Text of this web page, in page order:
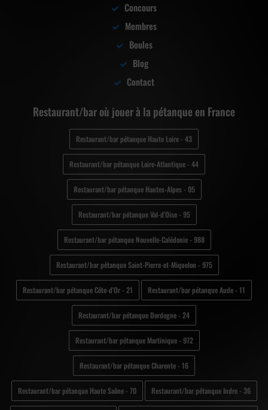
Concours
Membres
Boules
Blog
Contact
Restaurant/bar où jouer à la pétanque en France
Restaurant/bar pétanque Haute Loire - 43
Restaurant/bar pétanque Loire-Atlantique - 44
Restaurant/bar pétanque Hautes-Alpes - 05
Restaurant/bar pétanque Val-d'Oise - 95
Restaurant/bar pétanque Nouvelle-Calédonie - 988
Restaurant/bar pétanque Saint-Pierre-et-Miquelon - 975
Restaurant/bar pétanque Côte-d'Or - 21 Restaurant/bar pétanque Aude - 11
Restaurant/bar pétanque Dordogne - 24
Restaurant/bar pétanque Martinique - 972
Restaurant/bar pétanque Charente - 16
Restaurant/bar pétanque Haute Saône - 70 Restaurant/bar pétanque Indre - 36